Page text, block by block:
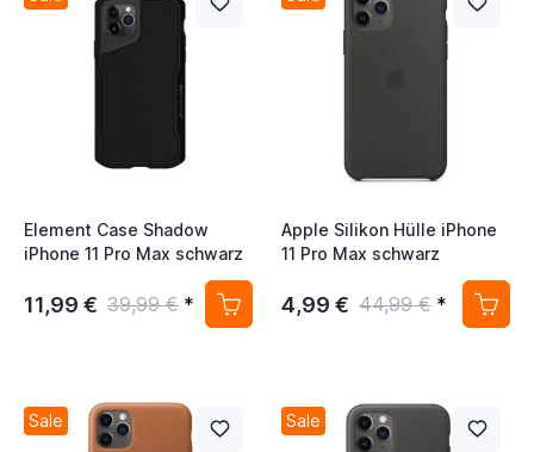
Element Case Shadow
iPhone 11 Pro Max schwarz
11,99 € 39,99 € *
Apple Silikon Hülle iPhone
11 Pro Max schwarz
4,99 € 44,99 € *
Sale Sale